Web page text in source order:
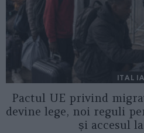
ITALIA
Pactul UE privind
devine lege, noi reguli
și accesul